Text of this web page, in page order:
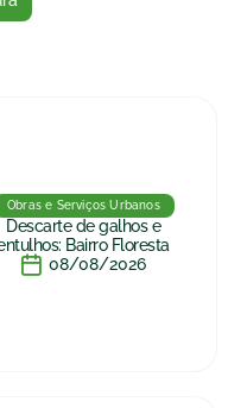
Obras e Serviços Urbanos
Descarte de galhos e
Bairro Floresta
08/08/2026